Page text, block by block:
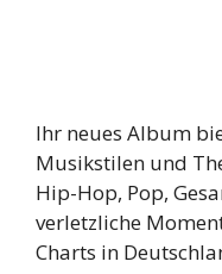
Ihr neues Album
Musikstilen und
Hip-Hop, Pop,
verletzliche
Charts in